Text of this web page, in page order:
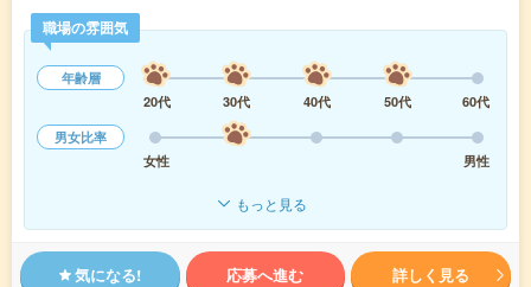
職場の雰囲気
年齢層
20代
30代 40代 50代
60代
男女比率
女性
男性
もっと見る
気になる! 応募へ進む 詳しく見る